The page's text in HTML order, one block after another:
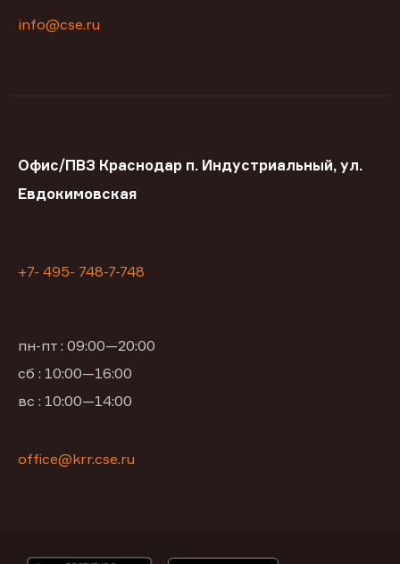
info@cse.ru
Офис/ПВЗ Краснодар п. Индустриальный, ул.
Евдокимовская
+7- 495- 748-7-748
пн-пт : 09:00—20:00
сб : 10:00—16:00
вс : 10:00—14:00
office@krr.cse.ru